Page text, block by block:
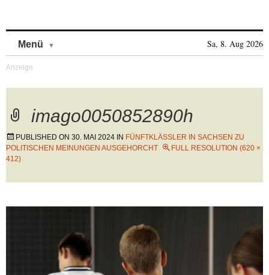
Menü Sa, 8. Aug 2026
imago0050852890h
PUBLISHED ON 30. MAI 2024 IN FÜNFTKLÄSSLER IN SACHSEN ZU
POLITISCHEN MEINUNGEN AUSGEHORCHT
FULL RESOLUTION (620 ×
412)